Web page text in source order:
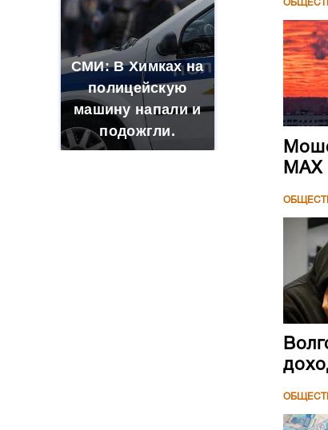
СМИ: В Химках на
полицейскую
машину напали и
подожгли.
МАХ